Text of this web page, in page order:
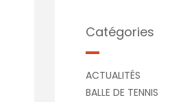
Catégories
ACTUALITÉS
BALLE DE TENNIS